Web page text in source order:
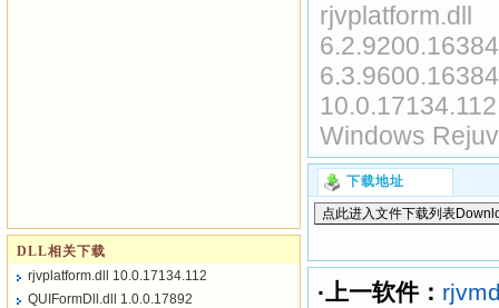
rjvplatform.dll
6.2.9200.16384
6.3.9600.16384
10.0.17134.112
Windows
下载地址
·上一软件：
DLL相关下载
rjvplatform.dll 10.0.17134.112
QUIFormDll.dll 1.0.0.17892